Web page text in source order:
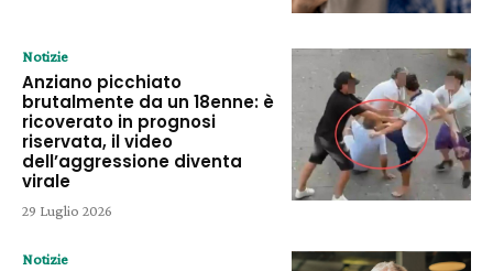
Notizie
Anziano picchiato
brutalmente da un 18enne: è
ricoverato in prognosi
riservata, il video
dell’aggressione diventa
virale
29 Luglio 2026
Notizie